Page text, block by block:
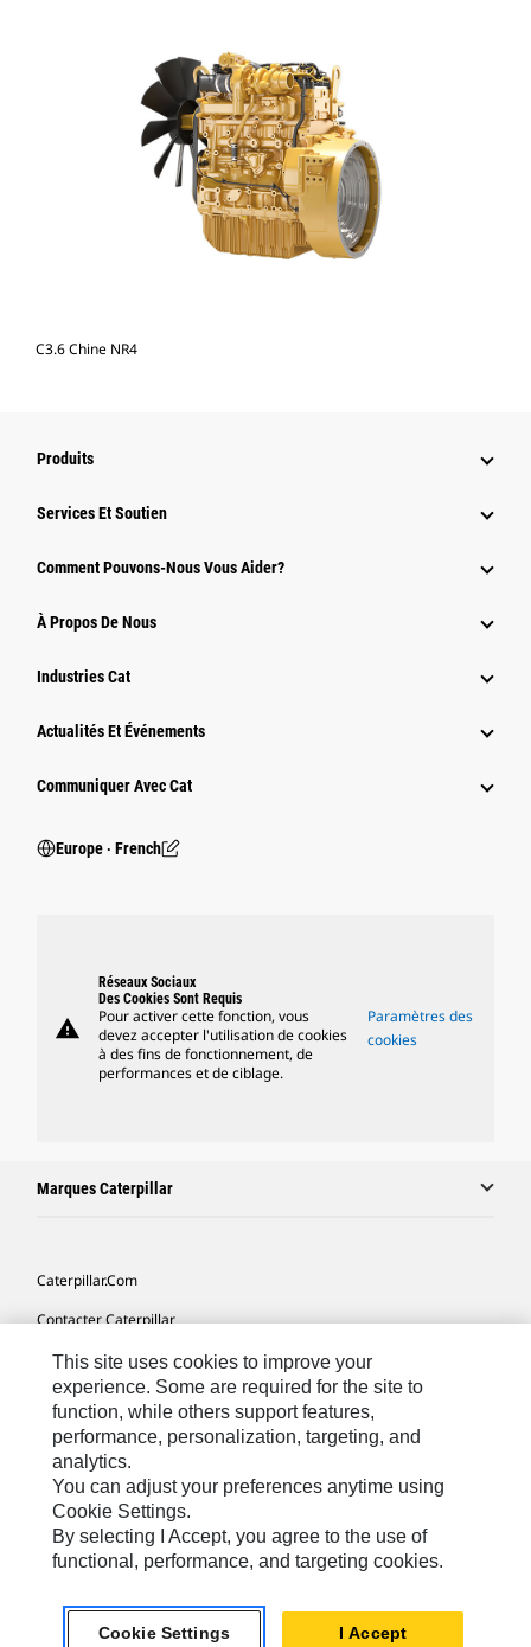
C3.6 Chine NR4
Produits
Services Et Soutien
Comment Pouvons-Nous Vous Aider?
À Propos De Nous
Industries Cat
Actualités Et Événements
Communiquer Avec Cat
Europe ‧ French
warning
Réseaux Sociaux
Des Cookies Sont Requis
Pour activer cette fonction, vous
devez accepter l'utilisation de cookies
à des fins de fonctionnement, de
performances et de ciblage.
Paramètres des
cookies
Marques Caterpillar
Caterpillar.com
Contacter Caterpillar
Mes Préférences Marketing
Plan Du Site
Cookie Settings
Légales
Confidentialité
Europe - Français© 2026 Caterpillar. Tous droits réservés.
This site uses cookies to improve your
experience. Some are required for the site to
function, while others support features,
performance, personalization, targeting, and
analytics.
You can adjust your preferences anytime using
Cookie Settings.
By selecting I Accept, you agree to the use of
functional, performance, and targeting cookies.
Cookie Settings I Accept